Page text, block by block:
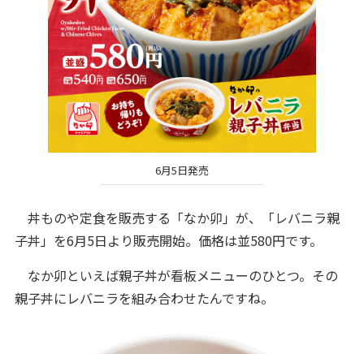
6月5日発売
丼ものや定食を販売する「なか卯」が、「レバニラ親
子丼」を6月5日より販売開始。価格は並580円です。
なか卯といえば親子丼が看板メニューのひとつ。その
親子丼にレバニラを組み合わせたんですね。